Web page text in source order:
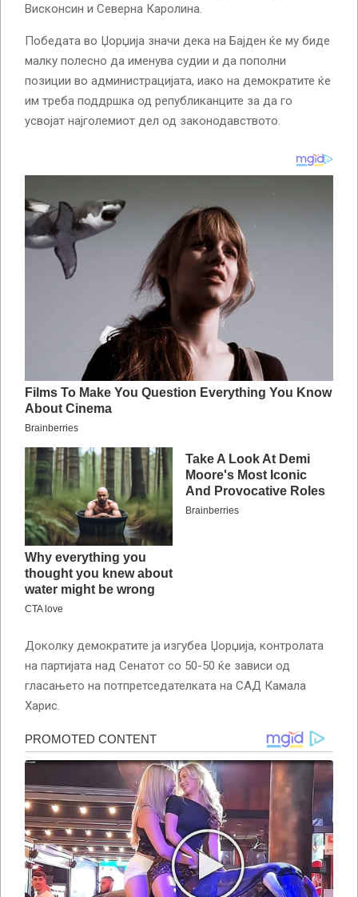
Висконсин и Северна Каролина.
Победата во Џорџија значи дека на Бајден ќе му биде
малку полесно да именува судии и да пополни
позиции во администрацијата, иако на демократите ќе
им треба поддршка од републиканците за да го
усвојат најголемиот дел од законодавството.
Доколку демократите ја изгубеа Џорџија, контролата
на партијата над Сенатот со 50-50 ќе зависи од
гласањето на потпретседателката на САД Камала
Харис.